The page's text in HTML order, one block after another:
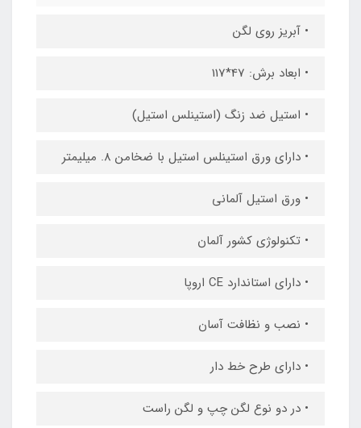
• آبریز روی لگن
• ابعاد برش: 47*117
• استیل ضد زنگ (استینلس استیل)
• دارای ورق استینلس استیل با ضخامن 8. میلیمتر
• ورق استیل آلمانی
• تکنولوژی کشور آلمان
• دارای استاندارد CE اروپا
• نصب و نظافت آسان
• دارای طرح خط دار
• در دو نوع لگن چپ و لگن راست